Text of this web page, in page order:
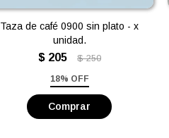
Taza de café 0900 sin plato - x
unidad.
$ 205 $ 250
18% OFF